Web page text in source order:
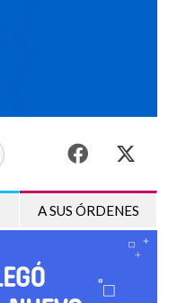
A SUS ÓRDENES